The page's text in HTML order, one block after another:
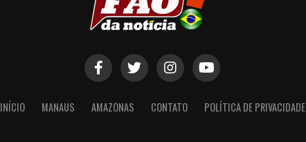
INÍCIO MANAUS AMAZONAS CONTATO POLÍTICA DE PRIVACIDADE